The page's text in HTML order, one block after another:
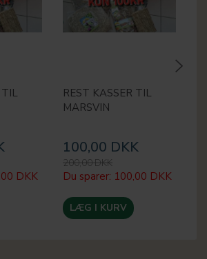
TIL
DKK
REST KASSER TIL
MARSVIN
100,00 DKK
200,00 DKK
Du sparer: 100,00 DKK
LÆG I KURV